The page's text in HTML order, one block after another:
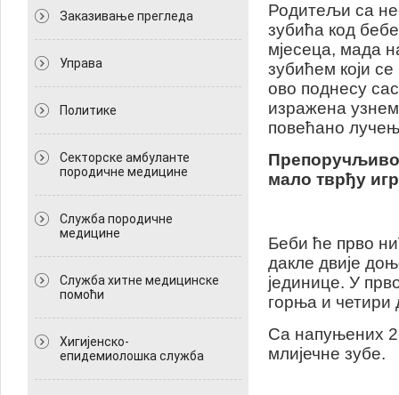
Заказивање прегледа
Управа
Политикe
Секторске амбуланте
породичне медицине
Служба породичне
медицине
Служба хитне медицинске
помоћи
Хигијенско-
епидемиолошка служба
Родитељи са
зубића код
мјесеца, мада
зубићем који
ово поднесу
изражена
повећано
Препоручљиво
мало тврђу
Беби ће прво
дакле двије
јединице. У
горња и четири
Са напуњених
млијечне зубе.